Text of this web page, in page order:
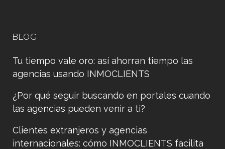
BLOG
Tu tiempo vale oro: así ahorran tiempo las
agencias usando INMOCLIENTS
¿Por qué seguir buscando en portales cuando
las agencias pueden venir a ti?
Clientes extranjeros y agencias
internacionales: cómo INMOCLIENTS facilita